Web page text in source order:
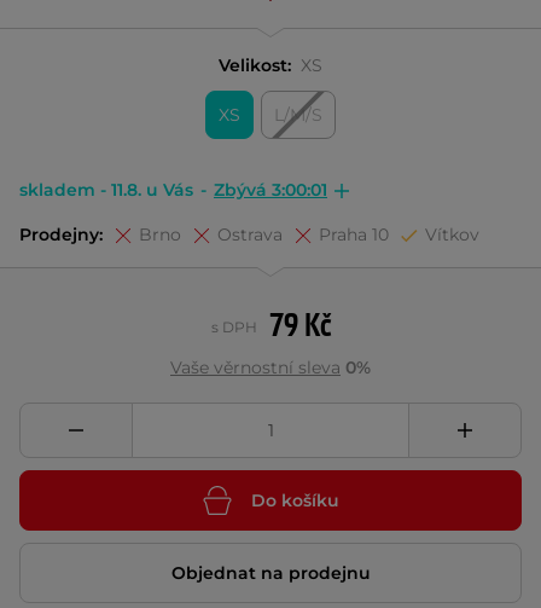
Velikost: XS
XS L/M/S
skladem - 11.8. u Vás - Zbývá 3:00:01
Prodejny: Brno Ostrava Praha 10 Vítkov
79 Kč
s DPH
Vaše věrnostní sleva 0%
Do košíku
Objednat na prodejnu